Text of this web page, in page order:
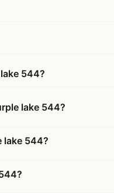
544?
lake 544?
lake 544?